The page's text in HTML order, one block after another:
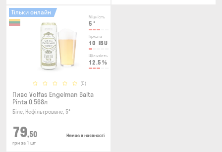
Міцність
5 °
Гіркота
10 IBU
Щільність
12.5 %
(0)
Тільки онлайн
Пиво Volfas Engelman Balta
Pinta 0.568л
Біле, Нефільтроване, 5°
79,50
грн за 1 шт
Немає в наявності